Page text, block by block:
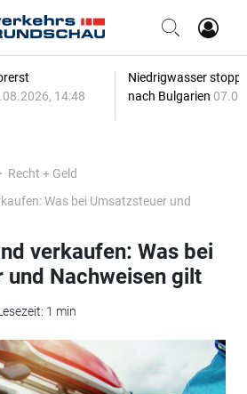
14:48
Niedrigwasser
nach Bulgarien
Recht + Geld
Was bei Umsatzsteuer und
verkaufen: Was bei
und Nachweisen gilt
1 min